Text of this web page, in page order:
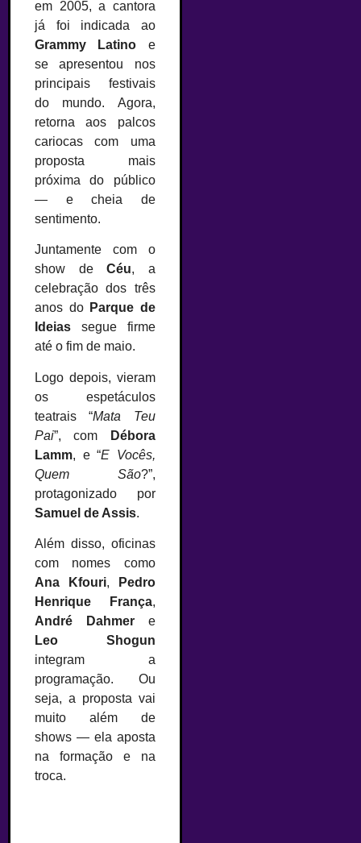
em 2005, a cantora
já foi indicada ao
Grammy Latino e
se apresentou nos
principais festivais
do mundo. Agora,
retorna aos palcos
cariocas com uma
proposta mais
próxima do público
— e cheia de
sentimento.
Juntamente com o
show deCéu, a
celebração dos três
anos do Parque de
Ideias segue firme
até o fim de maio.
Logo depois, vieram
os espetáculos
teatrais “Mata Teu
Pai”, com
Débora
Lamm, e “E Vocês,
Quem São?”,
protagonizado por
Samuel de Assis.
Além disso, oficinas
com nomes como
Ana Kfouri,
Pedro
Henrique França,
André Dahmere
Leo Shogun
integram a
programação. Ou
seja, a proposta vai
muito além de
shows — ela aposta
na formação e na
troca.